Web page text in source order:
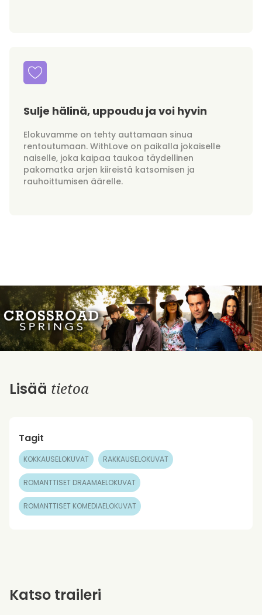
Sulje hälinä, uppoudu ja voi hyvin
Elokuvamme on tehty auttamaan sinua
rentoutumaan. WithLove on paikalla jokaiselle
naiselle, joka kaipaa taukoa täydellinen
pakomatka arjen kiireistä katsomisen ja
rauhoittumisen äärelle.
Lisää tietoa
Tagit
KOKKAUSELOKUVAT RAKKAUSELOKUVAT
ROMANTTISET DRAAMAELOKUVAT
ROMANTTISET KOMEDIAELOKUVAT
Katso traileri